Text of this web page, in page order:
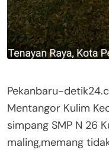
Pekanbaru-
Mentangor Kulim
simpang SMP N 26
maling,memang